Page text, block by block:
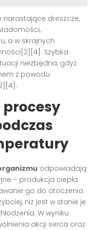
dreszcze,
a w skrajnych
Szybka
niezbędna, gdyż
z powodu
odpowiadają
– produkcja ciepła
go do otoczenia.
niż jest w stanie je
W wyniku
akcji serca oraz